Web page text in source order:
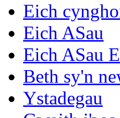
Eich
Eich ASau
Eich ASau
Beth sy'n
Ystadegau